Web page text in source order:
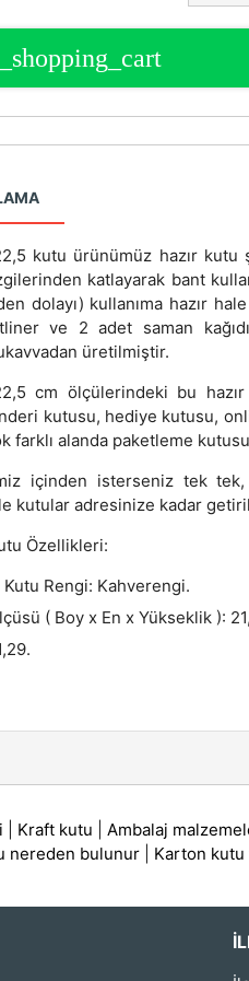
kutu ürünümüz hazır
katlayarak bant
dolayı) kullanıma hazır
ve 2 adet saman
üretilmiştir.
cm ölçülerindeki bu
kutusu, hediye kutusu,
farklı alanda paketleme
içinden isterseniz tek
kutular adresinize kadar
Özellikleri:
Rengi: Kahverengi.
( Boy x En x Yükseklik ):
Kraft kutu Ambalaj
nereden bulunur Karton kutu